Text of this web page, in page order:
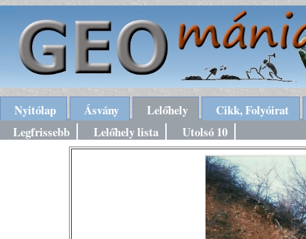
Nyitólap Ásvány Lelőhely
Cikk, Folyóirat
Legfrissebb
Lelőhely lista Utolsó 10